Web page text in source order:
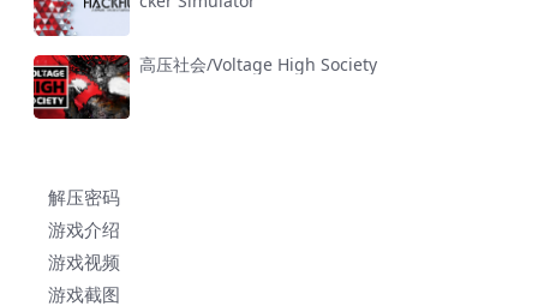
高压社会/Voltage High Society
解压密码
游戏介绍
游戏视频
游戏截图